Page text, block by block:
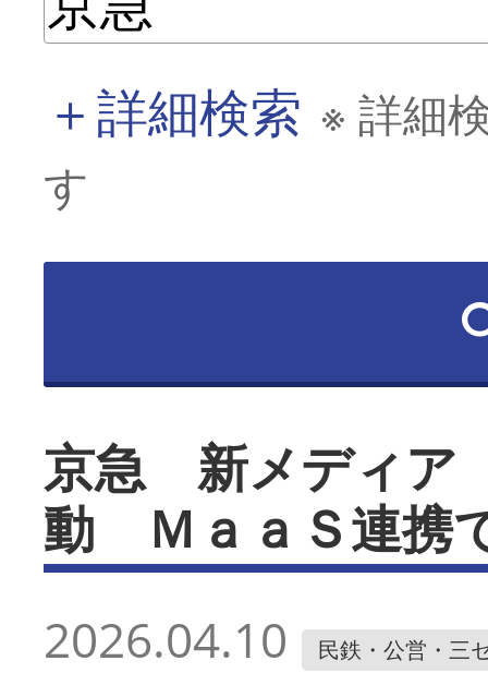
＋詳細検索 ※ 詳細
す
京急 新メディア
動 ＭａａＳ連携
2026.04.10 民鉄・公営・三